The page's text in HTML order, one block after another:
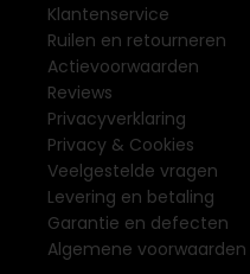
Klantenservice
Ruilen en retourneren
Actievoorwaarden
Reviews
Privacyverklaring
Privacy & Cookies
Veelgestelde vragen
Levering en betaling
Garantie en defecten
Algemene voorwaarden